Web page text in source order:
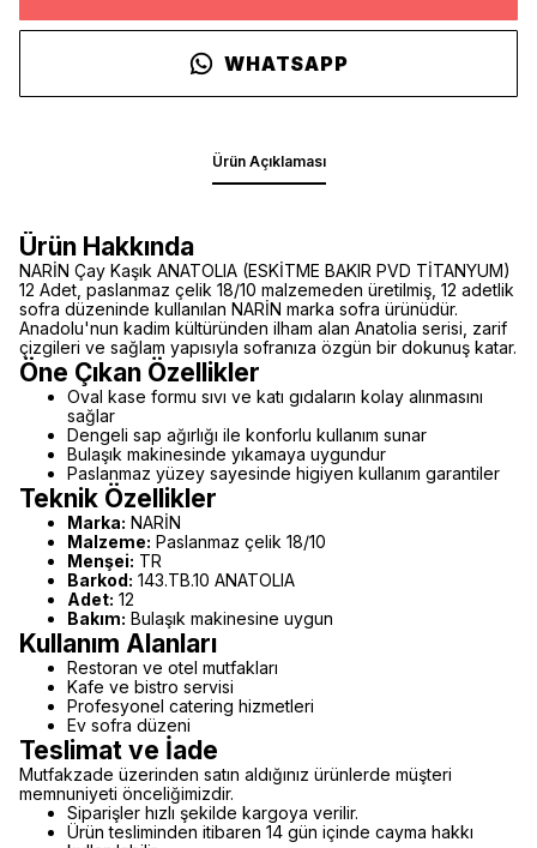
WHATSAPP
Ürün Açıklaması
Ürün Hakkında
NARİN Çay Kaşık ANATOLIA (ESKİTME BAKIR PVD TİTANYUM)
12 Adet, paslanmaz çelik 18/10 malzemeden üretilmiş, 12 adetlik
sofra düzeninde kullanılan NARİN marka sofra ürünüdür.
Anadolu'nun kadim kültüründen ilham alan Anatolia serisi, zarif
çizgileri ve sağlam yapısıyla sofranıza özgün bir dokunuş katar.
Öne Çıkan Özellikler
Oval kase formu sıvı ve katı gıdaların kolay alınmasını
sağlar
Dengeli sap ağırlığı ile konforlu kullanım sunar
Bulaşık makinesinde yıkamaya uygundur
Paslanmaz yüzey sayesinde higiyen kullanım garantiler
Teknik Özellikler
Marka: NARİN
Malzeme: Paslanmaz çelik 18/10
Menşei: TR
Barkod: 143.TB.10 ANATOLIA
Adet: 12
Bakım: Bulaşık makinesine uygun
Kullanım Alanları
Restoran ve otel mutfakları
Kafe ve bistro servisi
Profesyonel catering hizmetleri
Ev sofra düzeni
Teslimat ve İade
Mutfakzade üzerinden satın aldığınız ürünlerde müşteri
memnuniyeti önceliğimizdir.
Siparişler hızlı şekilde kargoya verilir.
Ürün tesliminden itibaren 14 gün içinde cayma hakkı